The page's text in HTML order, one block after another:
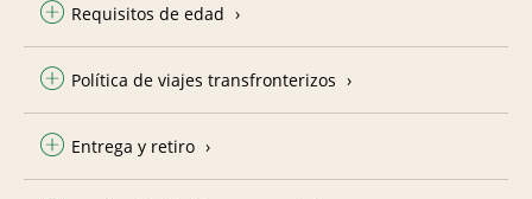
Requisitos de edad
Política de viajes transfronterizos
Entrega y retiro